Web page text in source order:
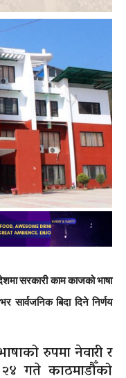
सरकारी काम काजको भाषा
बिदा दिने निर्णय
रुपमा नेवारी र
गते काठमाडौँको